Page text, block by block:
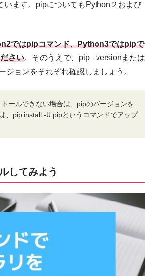
います。pipについてもPython２および
ではpipコマンド、Python3ではpipで
さい。そのうえで、pip –versionまたは
ョンをそれぞれ確認しましょう。
ールできない場合は、pipのバージョンを
、pip install -U pipというコマンドでアップ
してみよう